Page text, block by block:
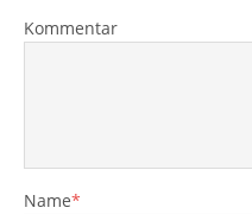
Kommentar
Name*